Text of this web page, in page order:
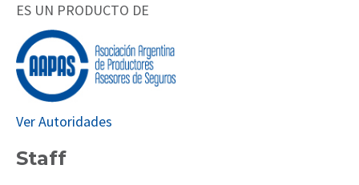
ES UN PRODUCTO DE
Ver Autoridades
Staff